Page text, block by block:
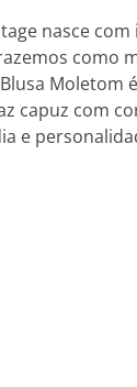
nasce
capuz com
e